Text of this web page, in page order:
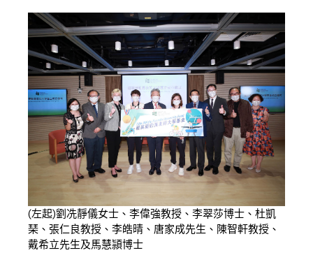
(左起)劉冼靜儀女士、李偉強教授、李翠莎博士、杜凱
琹、張仁良教授、李皓晴、唐家成先生、陳智軒教授、
戴希立先生及馬慧頴博士